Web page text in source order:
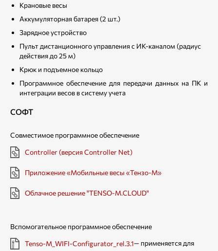
Крановые весы
Аккумуляторная батарея (2 шт.)
Зарядное устройство
Пульт дистанционного управления с ИК-каналом (радиус
действия до 25 м)
Крюк и подъемное кольцо
Программное обеспечение для передачи данных на ПК и
интеграции весов в систему учета
СОФТ
Совместимое программное обеспечение
Controller (версия Controller Net)
Приложение «Мобильные весы «Тензо-М»
Облачное решение "TENSO-M.CLOUD"
Вспомогательное программное обеспечение
Tenso-M_WIFI-Configurator_rel.3.1— применяется для